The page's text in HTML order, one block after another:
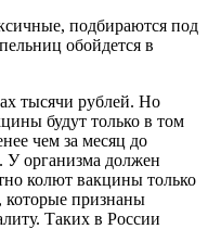
подбираются под
обойдется в
тысячи рублей. Но
будут только в том
чем за месяц до
У организма должен
колют вакцины только
которые признаны
Таких в России